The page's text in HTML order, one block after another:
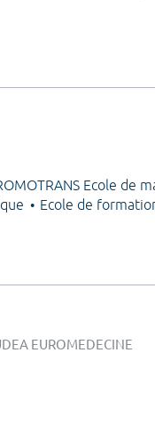
Ecole de
Ecole de
EUROMEDECINE